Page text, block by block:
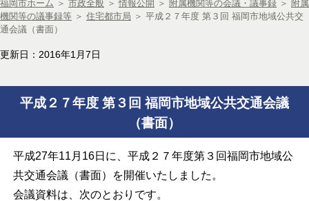
福岡市ホーム ＞ 市政全般 ＞ 情報公開 ＞ 附属機関等の会議・議事録 ＞ 附属
機関等の議事録等 ＞ 住宅都市局 ＞ 平成２７年度 第３回 福岡市地域公共交
通会議（書面）
更新日：2016年1月7日
平成２７年度 第３回 福岡市地域公共交通会議
（書面）
平成27年11月16日に、平成２７年度第３回福岡市地域公
共交通会議（書面）を開催いたしました。
会議資料は、次のとおりです。